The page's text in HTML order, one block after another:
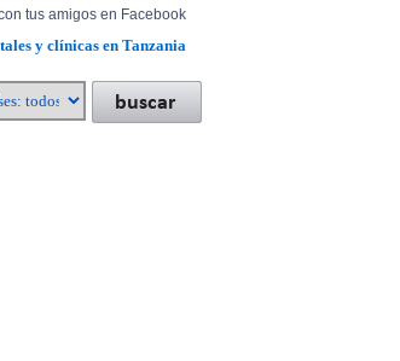
y clínicas en Tanzania
tus amigos en Facebook